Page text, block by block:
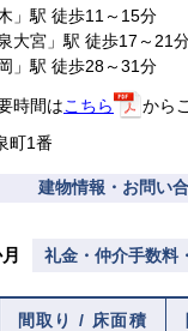
」駅 徒歩11～15分
大宮」駅 徒歩17～21
」駅 徒歩28～31分
時間はこちら
から
町1番
建物情報・お問い
礼金・仲介手数料
間取り / 床面積